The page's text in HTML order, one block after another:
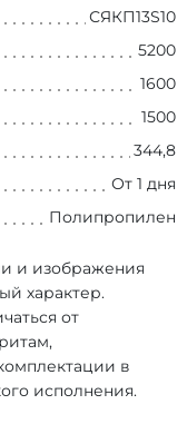
СЯКП13S10
5200
1600
1500
344,8
От 1 дня
Полипропилен
и изображения
характер.
от
в
исполнения.